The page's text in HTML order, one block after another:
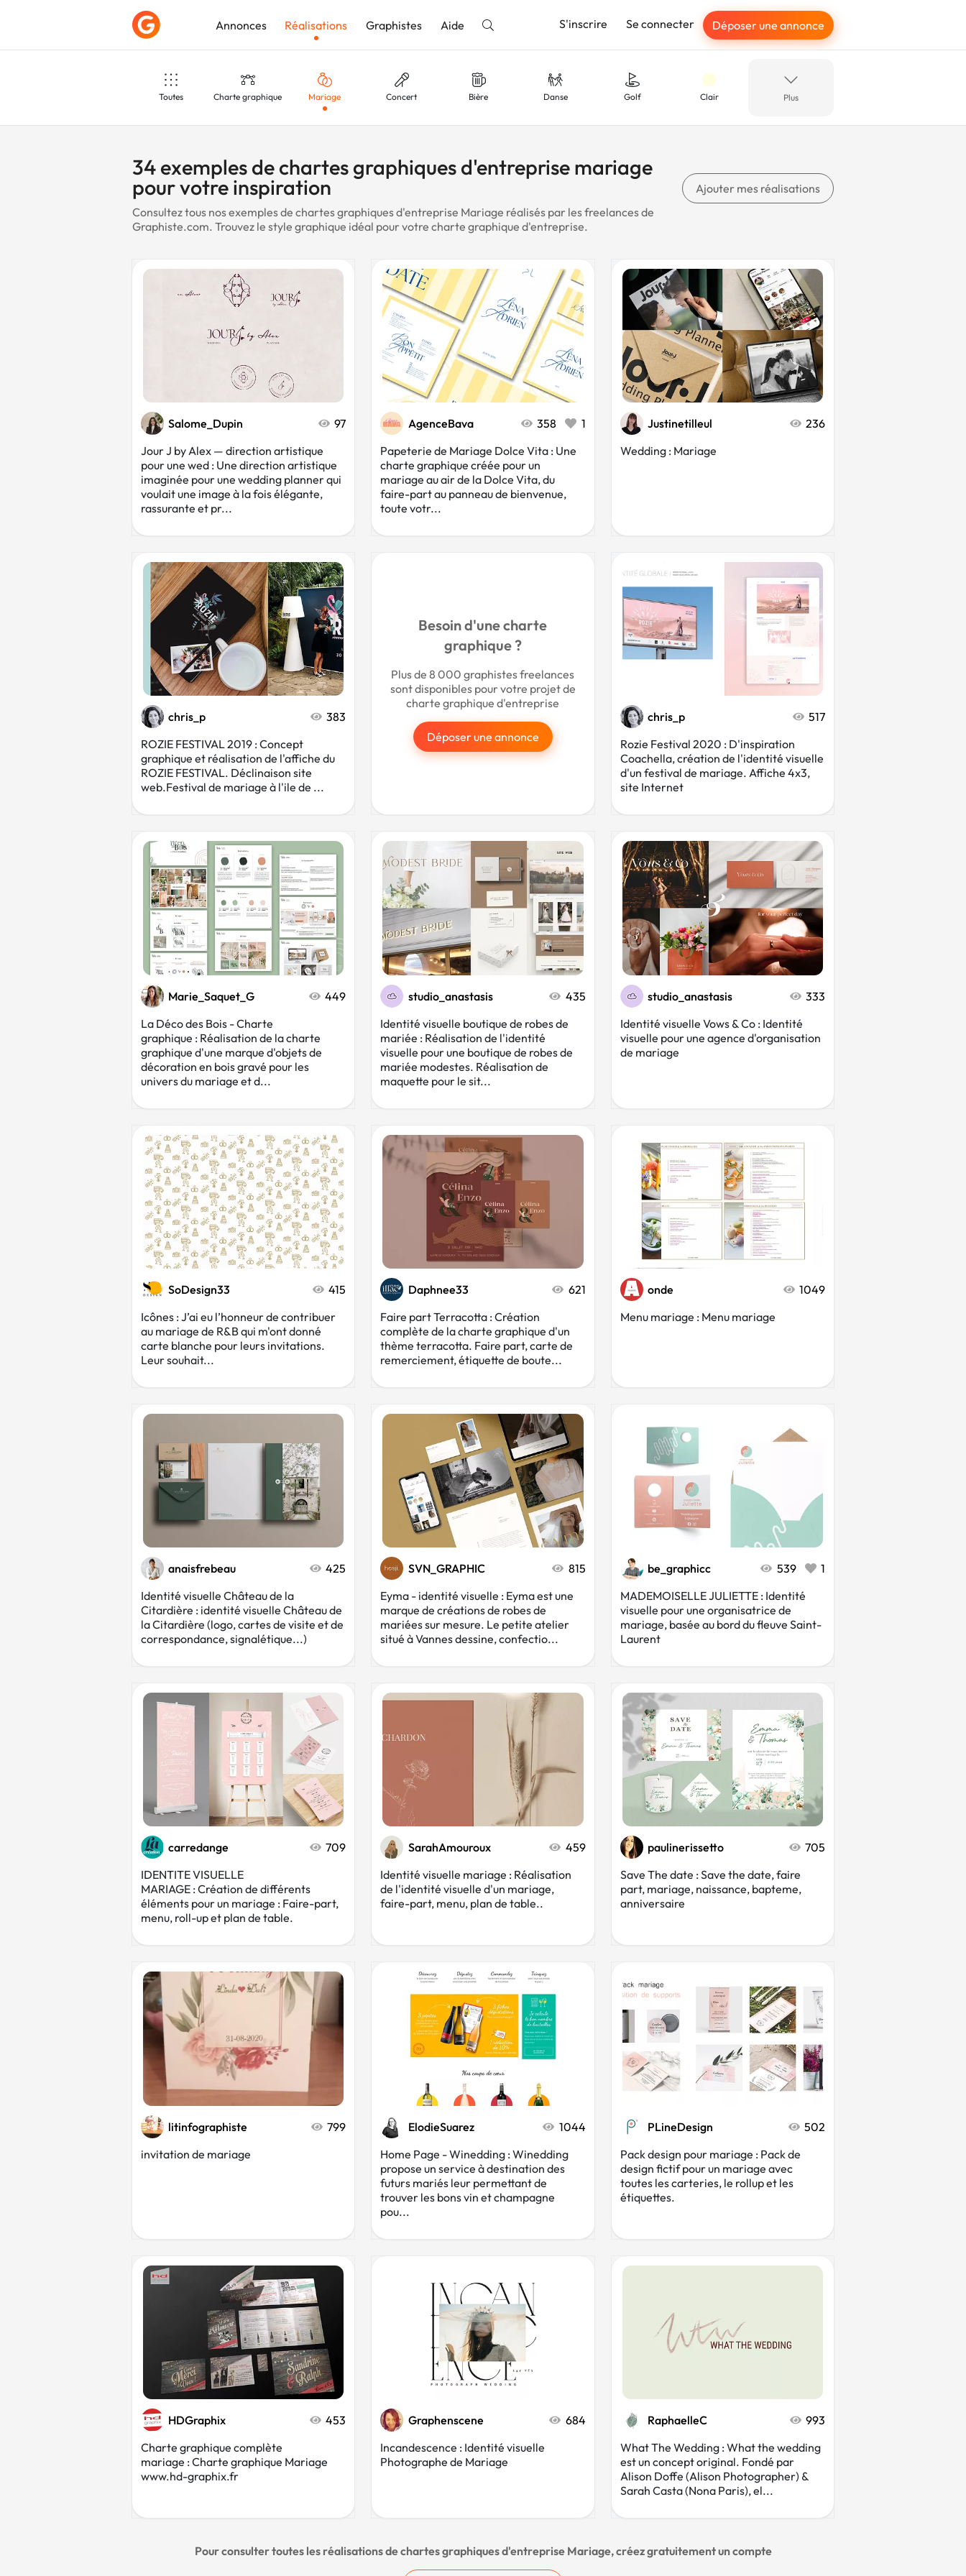
Annonces Réalisations Graphistes Aide S'inscrire Se connecter Déposer une annonce
Déposer une annonce
Toutes Charte graphique Mariage Concert Bière Danse Golf Clair
Chocolat Coach Sport Association Communication Web Artistique
Tourisme Décoration E-commerce
Plus
34 exemples de chartes graphiques d'entreprise mariage
pour votre inspiration
Consultez tous nos exemples de chartes graphiques d'entreprise Mariage réalisés par les freelances de
Graphiste.com. Trouvez le style graphique idéal pour votre charte graphique d'entreprise.
Ajouter mes réalisations
Salome_Dupin
97
Jour J by Alex — direction artistique
pour une wed : Une direction artistique
imaginée pour une wedding planner qui
voulait une image à la fois élégante,
rassurante et pr...
AgenceBava 358
1
Papeterie de Mariage Dolce Vita : Une
charte graphique créée pour un
mariage au air de la Dolce Vita, du
faire-part au panneau de bienvenue,
toute votr...
Justinetilleul
236
Wedding : Mariage
chris_p
383
ROZIE FESTIVAL 2019 : Concept
graphique et réalisation de l'affiche du
ROZIE FESTIVAL. Déclinaison site
web.Festival de mariage à l'ile de ...
Besoin d'une charte
graphique ?
Plus de 8 000 graphistes freelances
sont disponibles pour votre projet de
charte graphique d'entreprise
Déposer une annonce
chris_p
517
Rozie Festival 2020 : D'inspiration
Coachella, création de l'identité visuelle
d'un festival de mariage. Affiche 4x3,
site Internet
Marie_Saquet_G
449
La Déco des Bois - Charte
graphique : Réalisation de la charte
graphique d'une marque d'objets de
décoration en bois gravé pour les
univers du mariage et d...
studio_anastasis
435
Identité visuelle boutique de robes de
mariée : Réalisation de l'identité
visuelle pour une boutique de robes de
mariée modestes. Réalisation de
maquette pour le sit...
studio_anastasis
333
Identité visuelle Vows & Co : Identité
visuelle pour une agence d'organisation
de mariage
SoDesign33
415
Icônes : J’ai eu l’honneur de contribuer
au mariage de R&B qui m'ont donné
carte blanche pour leurs invitations.
Leur souhait...
Daphnee33
621
Faire part Terracotta : Création
complète de la charte graphique d'un
thème terracotta. Faire part, carte de
remerciement, étiquette de boute...
onde
1049
Menu mariage : Menu mariage
anaisfrebeau
425
Identité visuelle Château de la
Citardière : identité visuelle Château de
la Citardière (logo, cartes de visite et de
correspondance, signalétique...)
SVN_GRAPHIC
815
Eyma - identité visuelle : Eyma est une
marque de créations de robes de
mariées sur mesure. Le petite atelier
situé à Vannes dessine, confectio...
be_graphicc 539
1
MADEMOISELLE JULIETTE : Identité
visuelle pour une organisatrice de
mariage, basée au bord du fleuve Saint-
Laurent
carredange
709
IDENTITE VISUELLE
MARIAGE : Création de différents
éléments pour un mariage : Faire-part,
menu, roll-up et plan de table.
SarahAmouroux
459
Identité visuelle mariage : Réalisation
de l'identité visuelle d'un mariage,
faire-part, menu, plan de table..
paulinerissetto
705
Save The date : Save the date, faire
part, mariage, naissance, bapteme,
anniversaire
litinfographiste
799
invitation de mariage
ElodieSuarez
1044
Home Page - Winedding : Winedding
propose un service à destination des
futurs mariés leur permettant de
trouver les bons vin et champagne
pou...
PLineDesign
502
Pack design pour mariage : Pack de
design fictif pour un mariage avec
toutes les carteries, le rollup et les
étiquettes.
HDGraphix
453
Charte graphique complète
mariage : Charte graphique Mariage
www.hd-graphix.fr
Graphenscene
684
Incandescence : Identité visuelle
Photographe de Mariage
RaphaelleC
993
What The Wedding : What the wedding
est un concept original. Fondé par
Alison Doffe (Alison Photographer) &
Sarah Casta (Nona Paris), el...
Pour consulter toutes les réalisations de chartes graphiques d'entreprise Mariage, créez gratuitement un compte